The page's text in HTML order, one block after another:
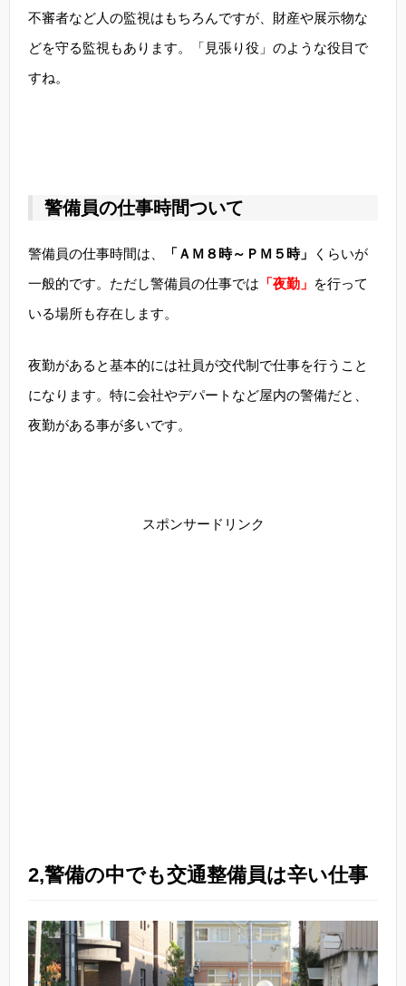
不審者など人の監視はもちろんですが、財産や展示物な
どを守る監視もあります。「見張り役」のような役目で
すね。
警備員の仕事時間ついて
警備員の仕事時間は、 「ＡＭ８時～ＰＭ５時」
くらいが
一般的です。ただし警備員の仕事では 「夜勤」 を行って
いる場所も存在します。
夜勤があると基本的には社員が交代制で仕事を行うこと
になります。特に会社やデパートなど屋内の警備だと、
夜勤がある事が多いです。
スポンサードリンク
2,警備の中でも交通整備員は辛い仕事